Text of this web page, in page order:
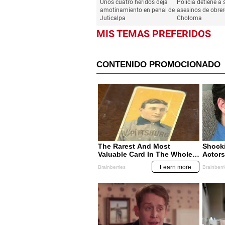
Unos cuatro heridos deja
amotinamiento en penal de
Juticalpa
Policía detiene a
asesinos de
Choloma
MIS TEMAS PREFERIDOS